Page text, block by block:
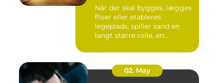
Når der skal bygges, lægges
fliser eller etableres
legeplads, spiller sand en
langt større rolle, en...
02. May